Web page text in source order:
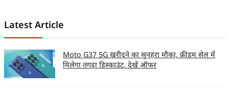
Latest Article
Moto G37 5G खरीदने का सुनहरा मौका, फ्रीडम सेल में
मिलेगा तगड़ा डिस्काउंट, देखें ऑफर